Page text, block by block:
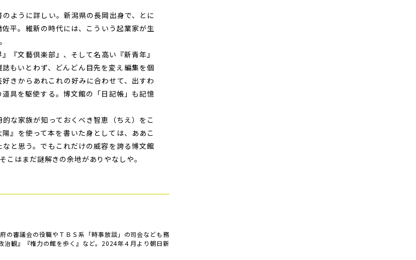
ように詳しい。新潟県の長岡出身で、とに
平。維新の時代には、こういう起業家が生
『文藝倶楽部』、そして名高い『新青年』
もいとわず、どんどん目先を変え編集を個
きからあれこれの好みに合わせて、出すわ
具を駆使する。博文館の「日記帳」も記憶
な家族が知っておくべき智恵（ちえ）をこ
』を使って本を書いた身としては、ああこ
と思う。でもこれだけの威容を誇る博文館
はまだ謎解きの余地がありやなしや。
の審議会の役職やＴＢＳ系「時事放談」の司会なども務
観』『権力の館を歩く』など。2024年４月より朝日新